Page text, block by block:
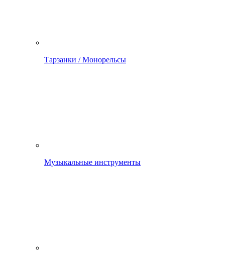
Тарзанки / Монорельсы
Музыкальные инструменты